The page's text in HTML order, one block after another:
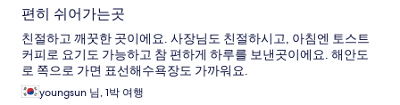
편히 쉬어가는곳
친절하고 깨꿋한 곳이에요. 사장님도 친절하시고, 아침엔 토스트
커피로 요기도 가능하고 참 편하게 하루를 보낸곳이에요. 해안도
로 쪽으로 가면 표선해수욕장도 가까워요.
youngsun 님, 1박 여행